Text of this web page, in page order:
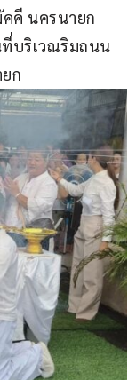
คี นครนายก
บริเวณริมถนน
ก